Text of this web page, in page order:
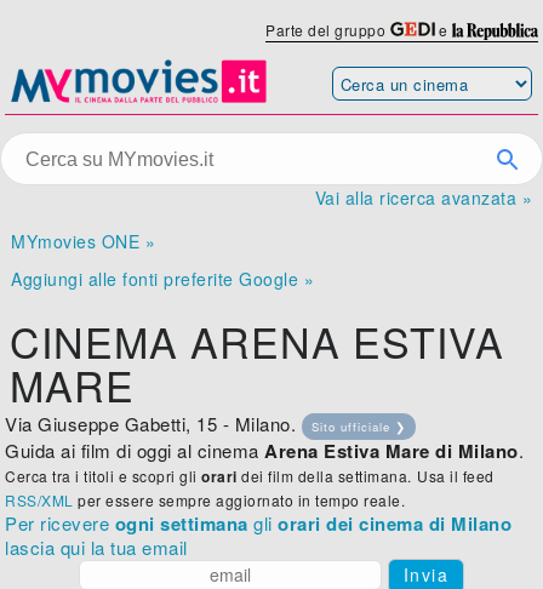
Parte del gruppo e
Vai alla ricerca avanzata »
MYmovies ONE »
Aggiungi alle fonti preferite Google »
CINEMA ARENA ESTIVA
MARE
Via Giuseppe Gabetti, 15 - Milano. Sito ufficiale ❯
Guida ai film di oggi al cinemaArena Estiva Mare di Milano.
Cerca tra i titoli e scopri gliorari dei film della settimana. Usa il feed
RSS/XML per essere sempre aggiornato in tempo reale.
Per ricevere ogni settimana gliorari dei cinema di Milano
lascia qui la tua email
Invia